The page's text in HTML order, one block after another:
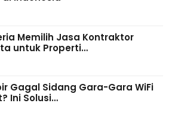
Memilih Jasa Kontraktor
untuk Properti…
Gagal Sidang Gara-Gara WiFi
Ini Solusi…